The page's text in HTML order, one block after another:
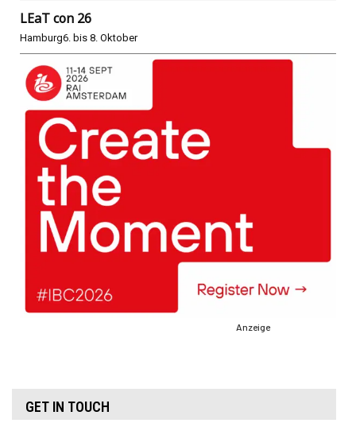
LEaT con 26
Hamburg6. bis 8. Oktober
Anzeige
GET IN TOUCH